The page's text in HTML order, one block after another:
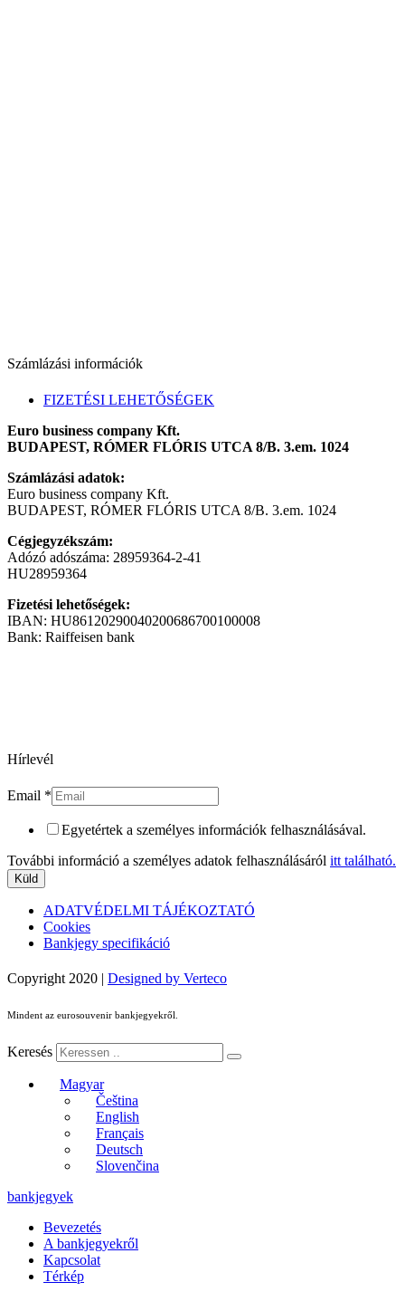
Számlázási információk
FIZETÉSI LEHETŐSÉGEK
Euro business company Kft.
BUDAPEST, RÓMER FLÓRIS UTCA 8/B. 3.em. 1024
Számlázási adatok:
Euro business company Kft.
BUDAPEST, RÓMER FLÓRIS UTCA 8/B. 3.em. 1024
Cégjegyzékszám:
Adózó adószáma: 28959364-2-41
HU28959364
Fizetési lehetőségek:
IBAN: HU86120290040200686700100008
Bank: Raiffeisen bank
Hírlevél
Email *
Egyetértek a személyes információk felhasználásával.
További információ a személyes adatok felhasználásáról itt található.
Küld
ADATVÉDELMI TÁJÉKOZTATÓ
Cookies
Bankjegy specifikáció
Copyright 2020 | Designed by Verteco
Mindent az eurosouvenir bankjegyekről.
Keresés
Magyar
Čeština
English
Français
Deutsch
Slovenčina
bankjegyek
Bevezetés
A bankjegyekről
Kapcsolat
Térkép